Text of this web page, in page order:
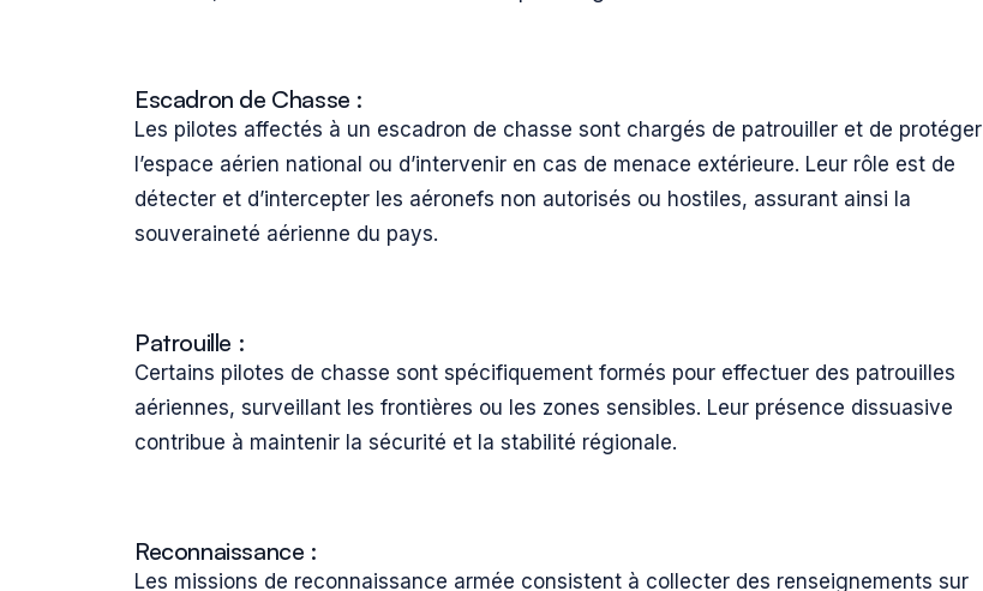
Escadron de Chasse :
Les pilotes affectés à un escadron de chasse sont chargés de patrouiller et de protéger
l’espace aérien national ou d’intervenir en cas de menace extérieure. Leur rôle est de
détecter et d’intercepter les aéronefs non autorisés ou hostiles, assurant ainsi la
souveraineté aérienne du pays.
Patrouille :
Certains pilotes de chasse sont spécifiquement formés pour effectuer des patrouilles
aériennes, surveillant les frontières ou les zones sensibles. Leur présence dissuasive
contribue à maintenir la sécurité et la stabilité régionale.
Reconnaissance :
Les missions de reconnaissance armée consistent à collecter des renseignements sur